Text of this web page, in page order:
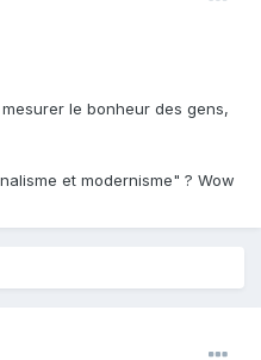
le bonheur des gens,
et modernisme" ? Wow